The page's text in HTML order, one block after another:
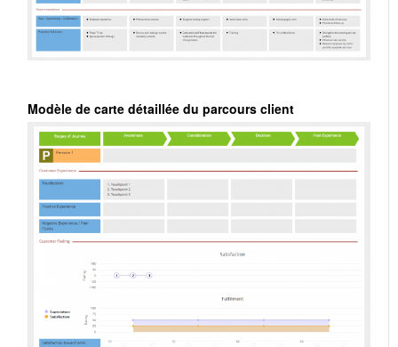
Modèle de carte détaillée du parcours client